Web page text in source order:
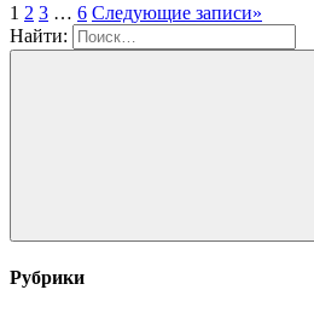
1 2 3 … 6 Следующие записи»
Найти:
Рубрики